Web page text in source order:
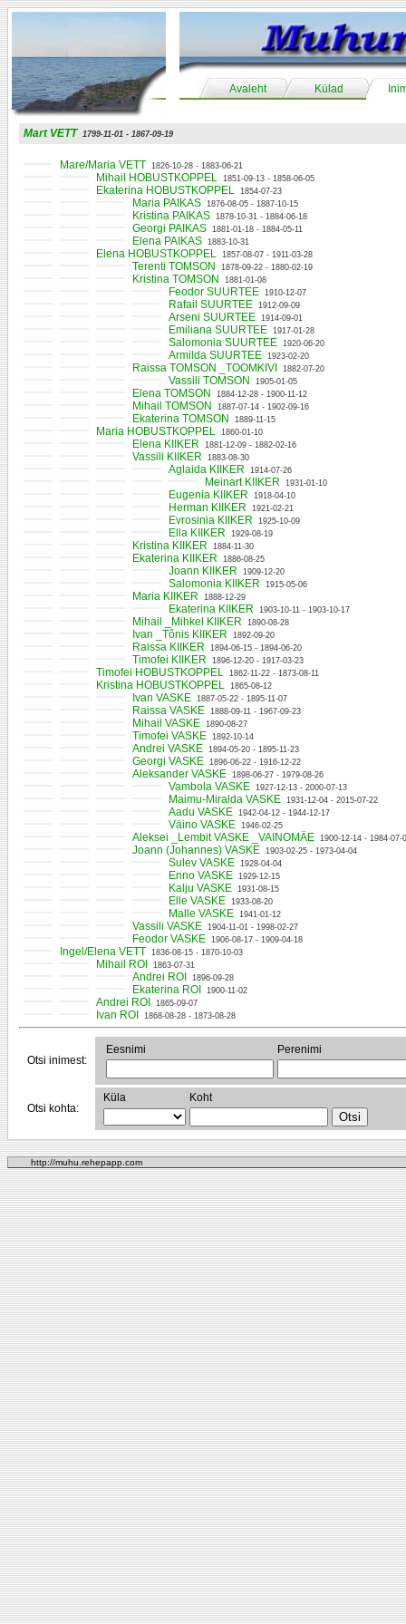
Avaleht Külad
Mart VETT 1799-11-01 - 1867-09-19
Mare/Maria VETT 1826-10-28 - 1883-06-21
Mihail HOBUSTKOPPEL 1851-09-13 - 1858-06-05
Ekaterina HOBUSTKOPPEL 1854-07-23
Maria PAIKAS 1876-08-05 - 1887-10-15
Kristina PAIKAS 1878-10-31 - 1884-06-18
Georgi PAIKAS 1881-01-18 - 1884-05-11
Elena PAIKAS 1883-10-31
Elena HOBUSTKOPPEL 1857-08-07 - 1911-03-28
Terenti TOMSON 1878-09-22 - 1880-02-19
Kristina TOMSON 1881-01-08
Feodor SUURTEE 1910-12-07
Rafail SUURTEE 1912-09-09
Arseni SUURTEE 1914-09-01
Emiliana SUURTEE 1917-01-28
Salomonia SUURTEE 1920-06-20
Armilda SUURTEE 1923-02-20
Raissa TOMSON _TOOMKIVI 1882-07-20
Vassili TOMSON 1905-01-05
Elena TOMSON 1884-12-28 - 1900-11-12
Mihail TOMSON 1887-07-14 - 1902-09-16
Ekaterina TOMSON 1889-11-15
Maria HOBUSTKOPPEL 1860-01-10
Elena KIIKER 1881-12-09 - 1882-02-16
Vassili KIIKER 1883-08-30
Aglaida KIIKER 1914-07-26
Meinart KIIKER 1931-01-10
Eugenia KIIKER 1918-04-10
Herman KIIKER 1921-02-21
Evrosinia KIIKER 1925-10-09
Ella KIIKER 1929-08-19
Kristina KIIKER 1884-11-30
Ekaterina KIIKER 1886-08-25
Joann KIIKER 1909-12-20
Salomonia KIIKER 1915-05-06
Maria KIIKER 1888-12-29
Ekaterina KIIKER 1903-10-11 - 1903-10-17
Mihail _Mihkel KIIKER 1890-08-28
Ivan _Tõnis KIIKER 1892-09-20
Raissa KIIKER 1894-06-15 - 1894-06-20
Timofei KIIKER 1896-12-20 - 1917-03-23
Timofei HOBUSTKOPPEL 1862-11-22 - 1873-08-11
Kristina HOBUSTKOPPEL 1865-08-12
Ivan VASKE 1887-05-22 - 1895-11-07
Raissa VASKE 1888-09-11 - 1967-09-23
Mihail VASKE 1890-08-27
Timofei VASKE 1892-10-14
Andrei VASKE 1894-05-20 - 1895-11-23
Georgi VASKE 1896-06-22 - 1916-12-22
Aleksander VASKE 1898-06-27 - 1979-08-26
Vambola VASKE 1927-12-13 - 2000-07-13
Maimu-Miralda VASKE 1931-12-04 - 2015-07-22
Aadu VASKE 1942-04-12 - 1944-12-17
Väino VASKE 1946-02-25
Aleksei _Lembit VASKE _VAINOMÄE 1900-12-14 - 1984-07-
Joann (Johannes) VASKE 1903-02-25 - 1973-04-04
Sulev VASKE 1928-04-04
Enno VASKE 1929-12-15
Kalju VASKE 1931-08-15
Elle VASKE 1933-08-20
Malle VASKE 1941-01-12
Vassili VASKE 1904-11-01 - 1998-02-27
Feodor VASKE 1906-08-17 - 1909-04-18
Ingel/Elena VETT 1836-08-15 - 1870-10-03
Mihail ROI 1863-07-31
Andrei ROI 1896-09-28
Ekaterina ROI 1900-11-02
Andrei ROI 1865-09-07
Ivan ROI 1868-08-28 - 1873-08-28
Otsi inimest:
Eesnimi Perenimi
Otsi kohta:
Küla Koht
http://muhu.rehepapp.com